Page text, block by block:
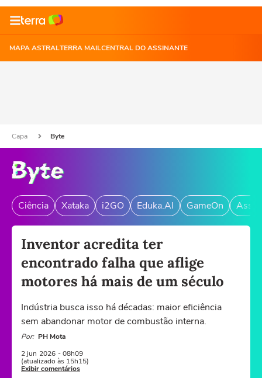
MAPA ASTRALTERRA MAILCENTRAL DO ASSINANTE
Capa Byte
Ciência Xataka i2GO Eduka.AI GameOn
Inventor acredita ter
encontrado falha que aflige
motores há mais de um século
Indústria busca isso há décadas: maior eficiência
sem abandonar motor de combustão interna.
Por: PH Mota
2 jun 2026 - 08h09
(atualizado às 15h15)
Exibir comentários